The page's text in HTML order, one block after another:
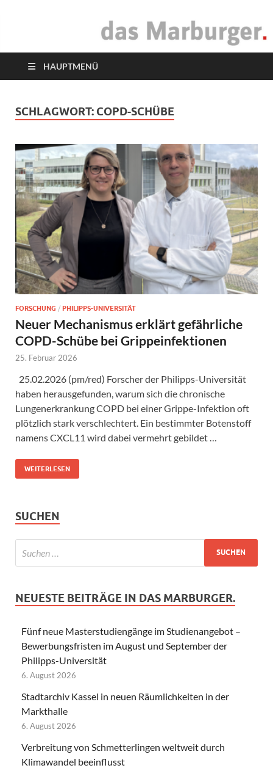
das Marburger.
HAUPTMENÜ
SCHLAGWORT: COPD-SCHÜBE
FORSCHUNG / PHILIPPS-UNIVERSITÄT
Neuer Mechanismus erklärt gefährliche
COPD-Schübe bei Grippeinfektionen
25. Februar 2026
25.02.2026 (pm/red) Forscher der Philipps-Universität
haben herausgefunden, warum sich die chronische
Lungenerkrankung COPD bei einer Grippe-Infektion oft
plötzlich stark verschlechtert. Ein bestimmter Botenstoff
namens CXCL11 wird dabei vermehrt gebildet …
WEITERLESEN
SUCHEN
NEUESTE BEITRÄGE IN DAS MARBURGER.
Fünf neue Masterstudiengänge im Studienangebot –
Bewerbungsfristen im August und September der
Philipps-Universität
6. August 2026
Stadtarchiv Kassel in neuen Räumlichkeiten in der
Markthalle
6. August 2026
Verbreitung von Schmetterlingen weltweit durch
Klimawandel beeinflusst